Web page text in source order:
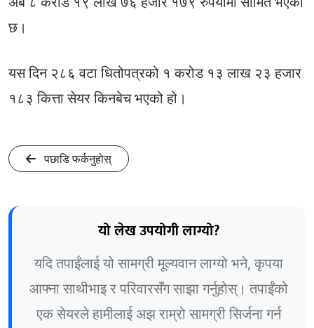
छ।
यस दिन २८६ वटा धितोपत्रको १ करोड १३ लाख २३ हजार
१८३ कित्ता सेयर किनबेच भएको हो।
पछाडि फर्कनुहोस्
यो लेख उपयोगी लाग्यो?
यदि तपाईंलाई यो सामग्री मूल्यवान लाग्यो भने, कृपया
आफ्ना साथीभाइ र परिवारसँग साझा गर्नुहोस्। तपाईंको
एक सेयरले हामीलाई अझ राम्रो सामग्री सिर्जना गर्न